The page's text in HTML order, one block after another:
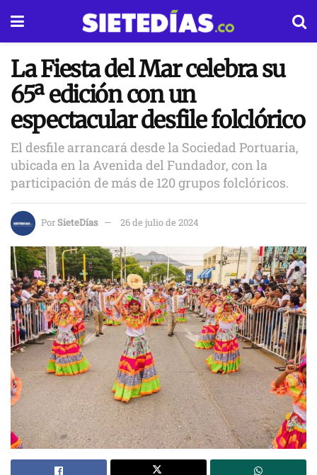
La Fiesta del Mar celebra su
65ª edición con un
espectacular desfile folclórico
El desfile arrancará desde la Sociedad Portuaria,
ubicada en la Avenida del Fundador, con la
participación de más de 120 grupos folclóricos.
PorSieteDías 26 de julio de 2024